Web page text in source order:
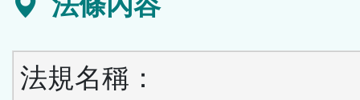
法規名稱：